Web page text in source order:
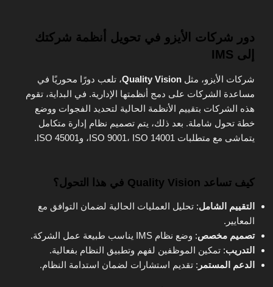
دور شركات الأيزو في تحويل أنظمة شركتك
إلى IMS
شركات الأيزو، مثل Quality Vision، تلعب دورًا محوريًا في
مساعدة الشركات على دمج أنظمتها الإدارية. في البداية، تقوم
هذه الشركات بتقييم الأنظمة الحالية لتحديد الفجوات ووضع
خطة تحول شاملة. بعد ذلك، يتم تصميم نظام إدارة متكامل
يتماشى مع متطلبات ISO 9001، ISO 14001، وISO 45001.
كيف تساعد Quality Vision في هذا التحول؟
التقييم الشامل: تحليل العمليات الحالية لضمان التوافق مع
المعايير.
تصميم مخصص: وضع نظام IMS يناسب طبيعة عمل الشركة.
التدريب: تمكين الموظفين لفهم وتطبيق النظام بفعالية.
الدعم المستمر : تقديم استشارات لضمان استدامة النظام.